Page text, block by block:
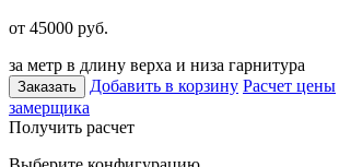
от 45000 руб.
за метр в длину верха и низа гарнитура
Заказать Добавить в корзину Расчет цены
замерщика
Получить расчет